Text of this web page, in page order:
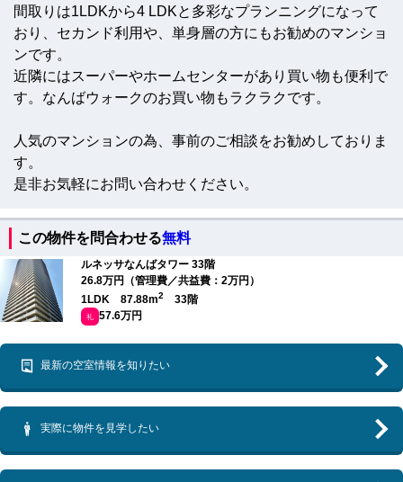
間取りは1LDKから4 LDKと多彩なプランニングになって
おり、セカンド利用や、単身層の方にもお勧めのマンショ
ンです。
近隣にはスーパーやホームセンターがあり買い物も便利で
す。なんばウォークのお買い物もラクラクです。
人気のマンションの為、事前のご相談をお勧めしておりま
す。
是非お気軽にお問い合わせください。
この物件を問合わせる無料
ルネッサなんばタワー 33階
26.8万円（管理費／共益費：2万円）
1LDK 87.88m2 33階
礼 57.6万円
最新の空室情報を知りたい
実際に物件を見学したい